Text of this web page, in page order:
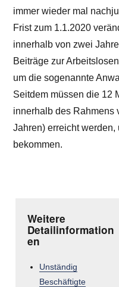
immer wieder mal
Frist zum 1.1.2020
innerhalb von zwei
Beiträge zur
um die sogenannte
Seitdem müssen die 12
innerhalb des Rahmens
Jahren) erreicht werden,
bekommen.
Weitere
Detailinformation
en
Unständig
Beschäftigte